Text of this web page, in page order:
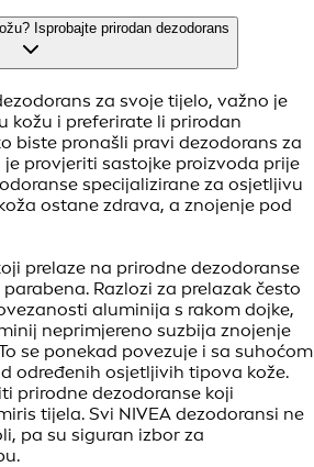
Isprobajte prirodan dezodorans
za svoje tijelo, važno je
kožu i preferirate li prirodan
biste pronašli pravi dezodorans za
provjeriti sastojke proizvoda prije
specijalizirane za osjetljivu
ostane zdrava, a znojenje pod
prelaze na prirodne dezodoranse
Razlozi za prelazak često
aluminija s rakom dojke,
neprimjereno suzbija znojenje
se ponekad povezuje i sa suhoćom
određenih osjetljivih tipova kože.
prirodne dezodoranse koji
tijela. Svi NIVEA dezodoransi ne
pa su siguran izbor za